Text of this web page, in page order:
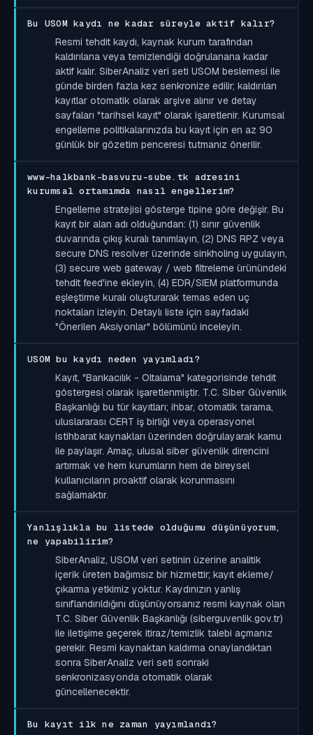
Bu USOM kaydı ne kadar süreyle aktif kalır?
Resmi tehdit kaydı, kaynak kurum tarafından
kaldırılana veya temizlendiği doğrulanana kadar
aktif kalır. SiberAnaliz veri seti USOM beslemesi ile
günde birden fazla kez senkronize edilir; kaldırılan
kayıtlar otomatik olarak arşive alınır ve detay
sayfaları "tarihsel kayıt" olarak işaretlenir. Kurumsal
engelleme politikalarınızda bu kayıt için en az 90
günlük bir gözetim penceresi tutmanız önerilir.
www-halkbank-basvuru-sube.tk adresini
kurumsal ortamımda nasıl engellerim?
Engelleme stratejisi gösterge tipine göre değişir. Bu
kayıt bir alan adı olduğundan: (1) sınır güvenlik
duvarında çıkış kuralı tanımlayın, (2) DNS RPZ veya
secure DNS resolver üzerinde sinkholing uygulayın,
(3) secure web gateway / web filtreleme ürünündeki
tehdit feed'ine ekleyin, (4) EDR/SIEM platformunda
eşleştirme kuralı oluşturarak temas eden uç
noktaları izleyin. Detaylı liste için sayfadaki
"Önerilen Aksiyonlar" bölümünü inceleyin.
USOM bu kaydı neden yayımladı?
Kayıt, "Bankacılık - Oltalama" kategorisinde tehdit
göstergesi olarak işaretlenmiştir. T.C. Siber Güvenlik
Başkanlığı bu tür kayıtları; ihbar, otomatik tarama,
uluslararası CERT iş birliği veya operasyonel
istihbarat kaynakları üzerinden doğrulayarak kamu
ile paylaşır. Amaç, ulusal siber güvenlik direncini
artırmak ve hem kurumların hem de bireysel
kullanıcıların proaktif olarak korunmasını
sağlamaktır.
Yanlışlıkla bu listede olduğumu düşünüyorum,
ne yapabilirim?
SiberAnaliz, USOM veri setinin üzerine analitik
içerik üreten bağımsız bir hizmettir; kayıt ekleme/
çıkarma yetkimiz yoktur. Kaydınızın yanlış
sınıflandırıldığını düşünüyorsanız resmi kaynak olan
T.C. Siber Güvenlik Başkanlığı (siberguvenlik.gov.tr)
ile iletişime geçerek itiraz/temizlik talebi açmanız
gerekir. Resmi kaynaktan kaldırma onaylandıktan
sonra SiberAnaliz veri seti sonraki
senkronizasyonda otomatik olarak
güncellenecektir.
Bu kayıt ilk ne zaman yayımlandı?